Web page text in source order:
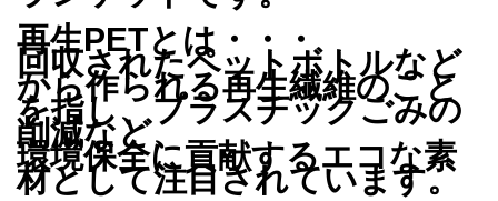
再生PETとは・・・
回収されたペットボトルなど
から作られる再生繊維のこと
を指し、プラスチックごみの
削減など、
環境保全に貢献するエコな素
材として注目されています。